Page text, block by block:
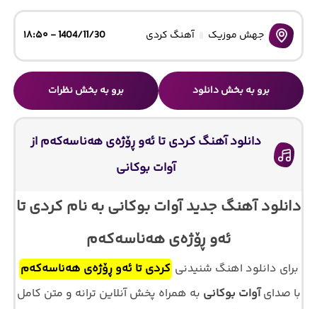
جهش موزیک آهنگ کردی 1404/11/30 - ۱۸:۵۰
برو به بخش دانلود برو به بخش نظرات
دانلود آهنگ کردی تا ئەو ڕۆژەی هەناسەکەم از
آوات بوکانی
دانلود آهنگ جدید آوات بوکانی به نام کردی تا
ئەو ڕۆژەی هەناسەکەم
برای دانلود اهنگ شنیدنی کردی تا ئەو ڕۆژەی هەناسەکەم
با صدایآوات بوکانی به همراه پخش آنلاین ترانه و متن کامل